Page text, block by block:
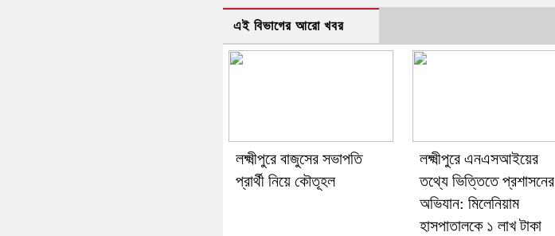
এই বিভাগের আরো খবর
লক্ষ্মীপুরে বাজুসের সভাপতি
প্রার্থী নিয়ে কৌতূহল
লক্ষ্মীপুরে এনএসআইয়ের
তথ্যে ভিত্তিতে প্রশাসনের
অভিযান: মিলেনিয়াম
হাসপাতালকে ১ লাখ টাকা